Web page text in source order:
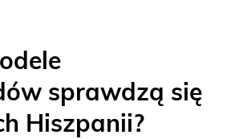
sprawdzą się
Hiszpanii?